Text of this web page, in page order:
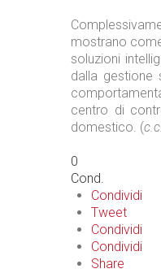
mostrano
soluzioni
dalla gestione
centro di
domestico. (c.c.
0
Cond.
Condividi
Tweet
Condividi
Condividi
Share